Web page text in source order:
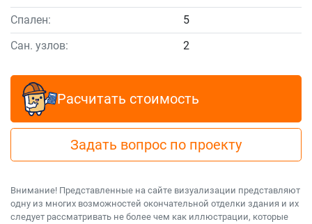
Спален:
5
Сан. узлов:
2
Расчитать стоимость
Задать вопрос по проекту
Внимание! Представленные на сайте визуализации представляют
одну из многих возможностей окончательной отделки здания и их
следует рассматривать не более чем как иллюстрации, которые